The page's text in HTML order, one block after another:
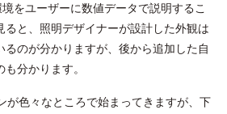
をユーザーに数値データで説明するこ
ると、照明デザイナーが設計した外観は
るのが分かりますが、後から追加した自
分かります。
が色々なところで始まってきますが、下